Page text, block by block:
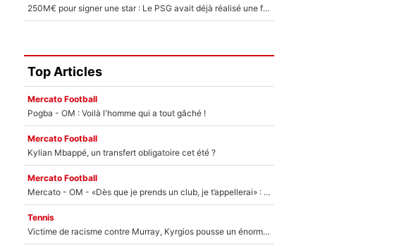
250M€ pour signer une star : Le PSG avait déjà réalisé une folie sur le mercato bien avant Neymar !
Top Articles
Mercato Football
Pogba - OM : Voilà l'homme qui a tout gâché !
Mercato Football
Kylian Mbappé, un transfert obligatoire cet été ?
Mercato Football
Mercato - OM - «Dès que je prends un club, je t’appellerai» : La promesse de Marcelino au moment de claquer la porte
Tennis
Victime de racisme contre Murray, Kyrgios pousse un énorme coup de gueule !